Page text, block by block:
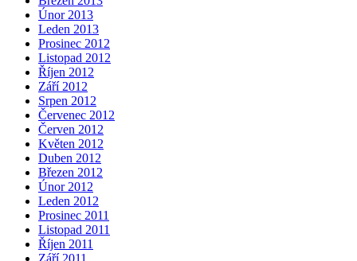
Únor 2013
Leden 2013
Prosinec 2012
Listopad 2012
Říjen 2012
Září 2012
Srpen 2012
Červenec 2012
Červen 2012
Květen 2012
Duben 2012
Březen 2012
Únor 2012
Leden 2012
Prosinec 2011
Listopad 2011
Říjen 2011
Září 2011